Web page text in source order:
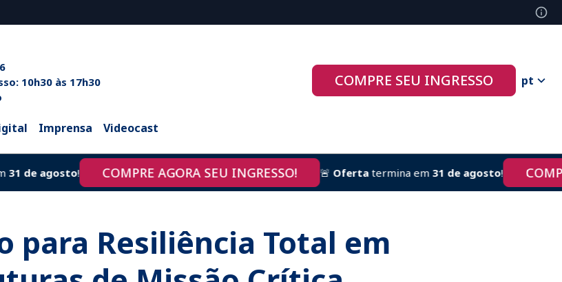
| Congresso: 10h30 às 17h30
Imprensa Videocast
COMPRE SEU INGRESSO pt
de agosto! COMPRE AGORA SEU INGRESSO! Ofertatermina em31 de agosto!
para Resiliência Total em